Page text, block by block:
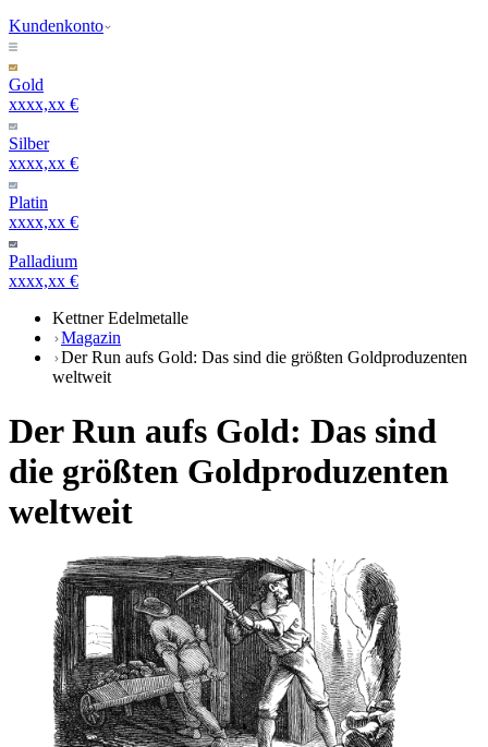
Kundenkonto
Gold
xxxx,xx €
Silber
xxxx,xx €
Platin
xxxx,xx €
Palladium
xxxx,xx €
Kettner Edelmetalle
Magazin
Der Run aufs Gold: Das sind die größten Goldproduzenten
weltweit
Der Run aufs Gold: Das sind
die größten Goldproduzenten
weltweit